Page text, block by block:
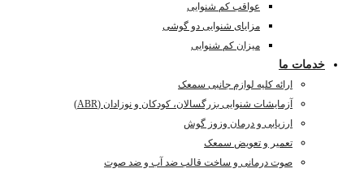
عواقب کم شنوایی
مزایای شنوایی دو گوشی
میزان کم شنوایی
خدمات ما
ارائه کلیه لوازم جانبی سمعک
آزمایشات شنوایی بزرگسالان، کودکان و نوزادان (ABR)
ارزیابی و درمان وزوز گوش
تعمیر و تعویض سمعک
صوت درمانی و ساخت قالب ضد آب و ضد صوت